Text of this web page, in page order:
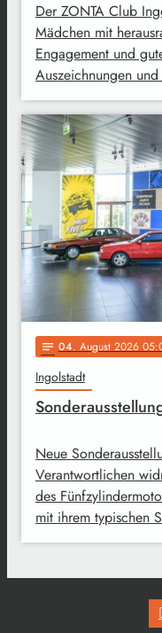
Der ZONTA Club
Mädchen mit
Engagement und
Auszeichnungen
notes 04. August 2026
Ingolstadt
Neue
Verantwortlichen
des
mit ihrem typischen